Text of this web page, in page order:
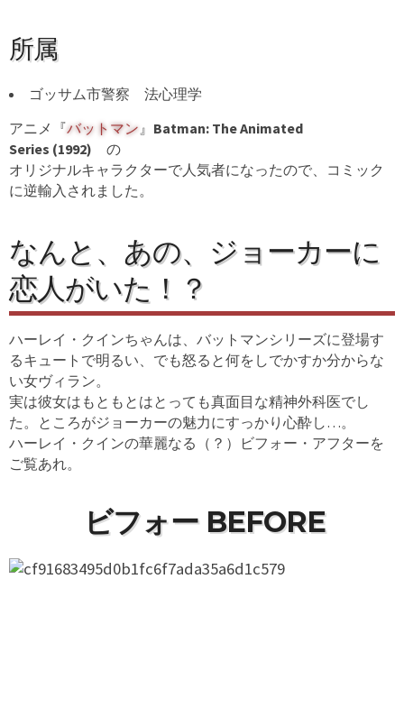
所属
ゴッサム市警察 法心理学
アニメ『バットマン』 Batman: The Animated
Series (1992) の
オリジナルキャラクターで人気者になったので、コミック
に逆輸入されました。
なんと、あの、ジョーカーに
恋人がいた！？
ハーレイ・クインちゃんは、バットマンシリーズに登場す
るキュートで明るい、でも怒ると何をしでかすか分からな
い女ヴィラン。
実は彼女はもともとはとっても真面目な精神外科医でし
た。ところがジョーカーの魅力にすっかり心酔し…。
ハーレイ・クインの華麗なる（？）ビフォー・アフターを
ご覧あれ。
ビフォー BEFORE